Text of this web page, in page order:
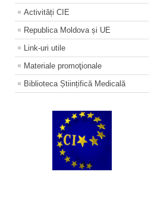
Activități CIE
Republica Moldova și UE
Link-uri utile
Materiale promoţionale
Biblioteca Științifică Medicală